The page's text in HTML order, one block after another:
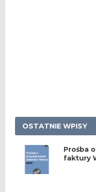
OSTATNIE WPISY
Prośba
faktury